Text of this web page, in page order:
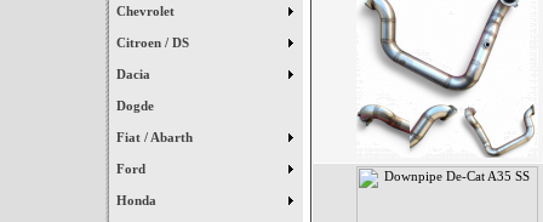
Chevrolet
Citroen / DS
Dacia
Dogde
Fiat / Abarth
Ford
Honda